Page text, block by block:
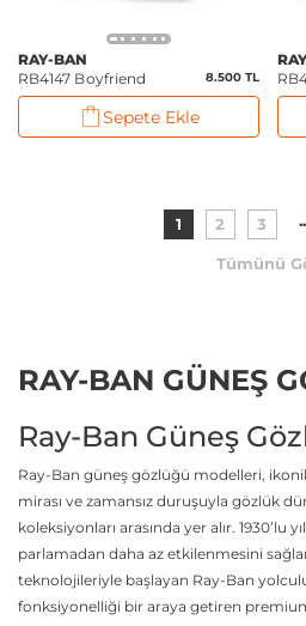
RAY-BAN
RB4147 Boyfriend
8.500 TL
Sepete Ekle
1 2 3
Tümünü
RAY-BAN GÜNEŞ
Ray-Ban Güneş
Ray-Ban güneş gözlüğü modelleri,
mirası ve zamansız duruşuyla gözlük
koleksiyonları arasında yer alır. 1930’lu
parlamadan daha az etkilenmesini
teknolojileriyle başlayan Ray-Ban
fonksiyonelliği bir araya getiren